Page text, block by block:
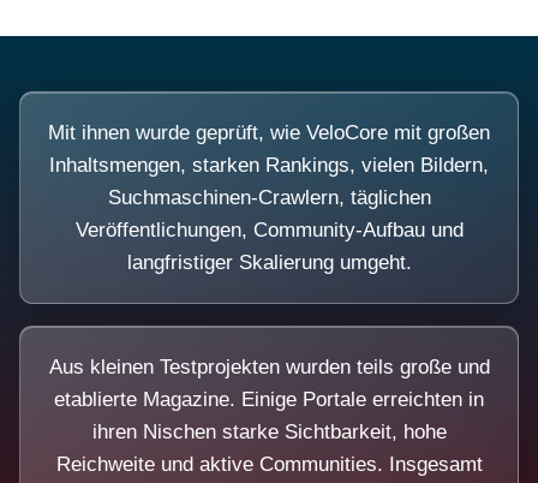
Mit ihnen wurde geprüft, wie VeloCore mit großen
Inhaltsmengen, starken Rankings, vielen Bildern,
Suchmaschinen-Crawlern, täglichen
Veröffentlichungen, Community-Aufbau und
langfristiger Skalierung umgeht.
Aus kleinen Testprojekten wurden teils große und
etablierte Magazine. Einige Portale erreichten in
ihren Nischen starke Sichtbarkeit, hohe
Reichweite und aktive Communities. Insgesamt